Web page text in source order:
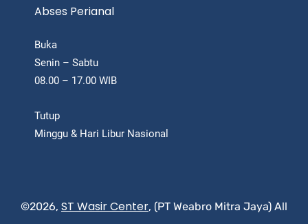
Abses Perianal
Buka
Senin – Sabtu
08.00 – 17.00 WIB
Tutup
Minggu & Hari Libur Nasional
©2026, ST Wasir Center, (PT Weabro Mitra Jaya) All